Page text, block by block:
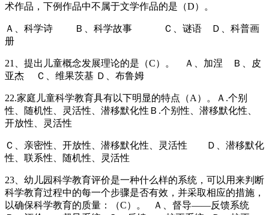
术作品，下例作品中不属于文学作品的是（D）。
Ａ、科学诗 Ｂ、科学故事 Ｃ、谜语 Ｄ、科普画
册
21、提出儿童概念发展理论的是（C）。 Ａ、加涅 Ｂ、皮
亚杰 Ｃ、维果茨基 Ｄ、布鲁姆
22.家庭儿童科学教育具有以下明显的特点（A）。Ａ.个别
性、随机性、灵活性、潜移默化性Ｂ.个别性、潜移默化性、
开放性、灵活性
Ｃ、亲密性、开放性、潜移默化性、灵活性 Ｄ、潜移默化
性、联系性、随机性、灵活性
23、幼儿园科学教育评价是一种什么样的系统，可以用来判断
科学教育过程中的每一个步骤是否有效，并采取相应的措施，
以确保科学教育的质量：（C）。 Ａ、督导——反馈系统